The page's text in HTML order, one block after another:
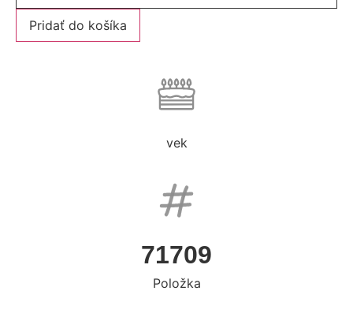
Pridať do košíka
vek
71709
Položka